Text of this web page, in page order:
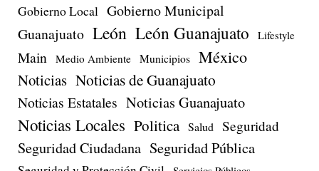
Gobierno Local Gobierno Municipal
Guanajuato León León Guanajuato Lifestyle
Main Medio Ambiente Municipios México
Noticias Noticias de Guanajuato
Noticias Estatales Noticias Guanajuato
Noticias Locales Politica Salud Seguridad
Seguridad Ciudadana Seguridad Pública